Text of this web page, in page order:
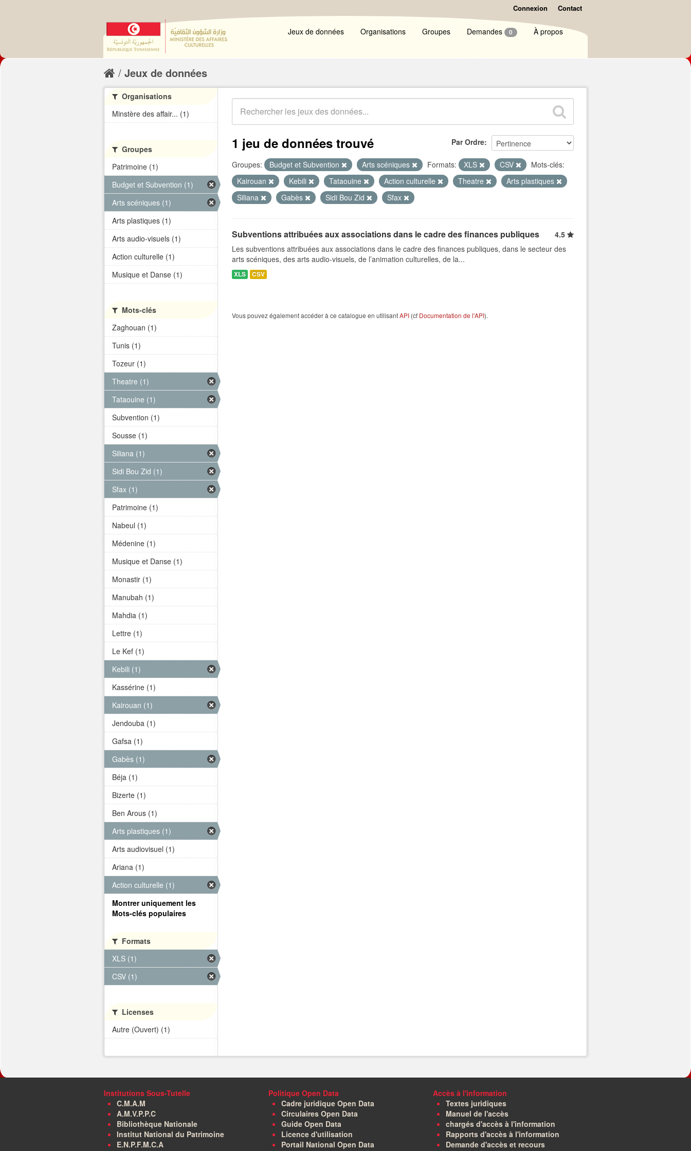
Connexion Contact
Jeux de données Organisations Groupes Demandes 0 À propos
Jeux de données
Par Ordre
1 jeu de données trouvé
Groupes: Budget et Subvention Arts scéniques Formats: XLS CSV
Mots-clés:
Kairouan
Kebili Tataouine Action culturelle Theatre
Arts plastiques
Siliana
Gabès Sidi Bou Zid Sfax
Subventions attribuées aux associations dans le cadre des finances publiques
4.5
Les subventions attribuées aux associations dans le cadre des finances publiques, dans le secteur des
arts scéniques, des arts audio-visuels, de l’animation culturelles, de la...
XLS CSV
Vous pouvez également accéder à ce catalogue en utilisantAPI (cf Documentation de l'API).
Organisations
Minstère des affair... (1)
Groupes
Patrimoine (1)
Budget et Subvention (1)
Arts scéniques (1)
Arts plastiques (1)
Arts audio-visuels (1)
Action culturelle (1)
Musique et Danse (1)
Mots-clés
Zaghouan (1)
Tunis (1)
Tozeur (1)
Theatre (1)
Tataouine (1)
Subvention (1)
Sousse (1)
Siliana (1)
Sidi Bou Zid (1)
Sfax (1)
Patrimoine (1)
Nabeul (1)
Médenine (1)
Musique et Danse (1)
Monastir (1)
Manubah (1)
Mahdia (1)
Lettre (1)
Le Kef (1)
Kebili (1)
Kassérine (1)
Kairouan (1)
Jendouba (1)
Gafsa (1)
Gabès (1)
Béja (1)
Bizerte (1)
Ben Arous (1)
Arts plastiques (1)
Arts audiovisuel (1)
Ariana (1)
Action culturelle (1)
Montrer uniquement les
Mots-clés populaires
Formats
XLS (1)
CSV (1)
Licenses
Autre (Ouvert) (1)
Institutions Sous-Tutelle
C.M.A.M
A.M.V.P.P.C
Bibliothèque Nationale
Institut National du Patrimoine
E.N.P.F.M.C.A
Politique Open Data
Cadre juridique Open Data
Circulaires Open Data
Guide Open Data
Licence d'utilisation
Portail National Open Data
Accès à l'information
Textes juridiques
Manuel de l'accès
chargés d'accès à l'information
Rapports d'accès à l'information
Demande d'accès et recours